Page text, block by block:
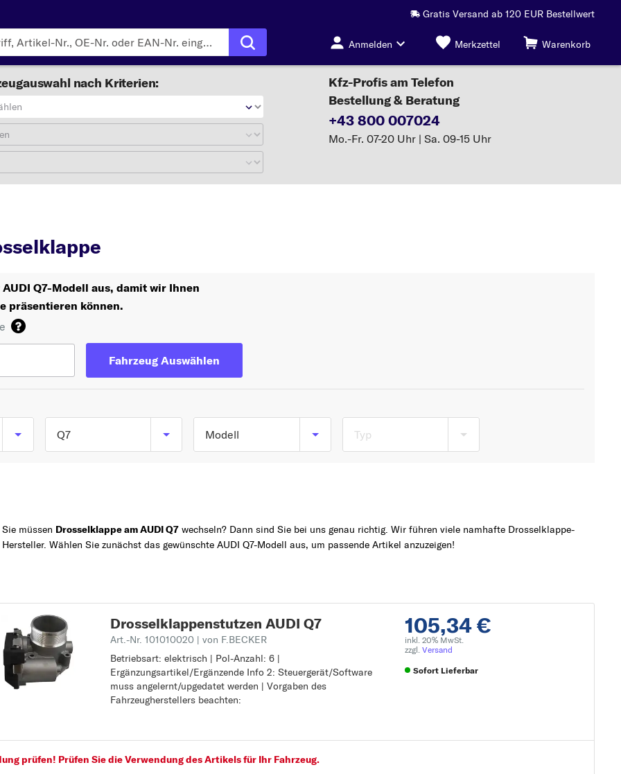
Gratis Versand ab 120 EUR Bestellwert
Anmelden Merkzettel Warenkorb
nach Kriterien:
Kfz-Profis am Telefon
Bestellung & Beratung
+43 800 007024
Mo.-Fr. 07-20 Uhr | Sa. 09-15 Uhr
Q7-Modell aus, damit wir Ihnen
präsentieren können.
Fahrzeug Auswählen
Q7
A6
A1
A1
A2
A3
A4
A6
A6 Allroad
Modell Typ
Sie müssen Drosselklappe am AUDI Q7 wechseln? Dann sind Sie bei uns genau richtig. Wir führen viele namhafte Drosselklappe-
Hersteller. Wählen Sie zunächst das gewünschte AUDI Q7-Modell aus, um passende Artikel anzuzeigen!
105,34 €
inkl. 20% MwSt.
zzgl. Versand
Sofort Lieferbar
Drosselklappenstutzen AUDI Q7
Art.-Nr. 101010020 | von F.BECKER
Betriebsart: elektrisch | Pol-Anzahl: 6 |
Ergänzungsartikel/Ergänzende Info 2: Steuergerät/Software
muss angelernt/upgedatet werden | Vorgaben des
Fahrzeugherstellers beachten:
Betriebsart: elektrisch
Pol-Anzahl: 6
Ergänzungsartikel/Ergänzende Info 2: Steuergerät/Software
muss angelernt/upgedatet werden
prüfen! Prüfen Sie die Verwendung des Artikels für Ihr Fahrzeug.